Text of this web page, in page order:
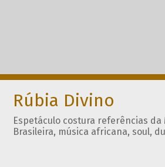
Rúbia Divino
Espetáculo costura referências da
Brasileira, música africana, soul,